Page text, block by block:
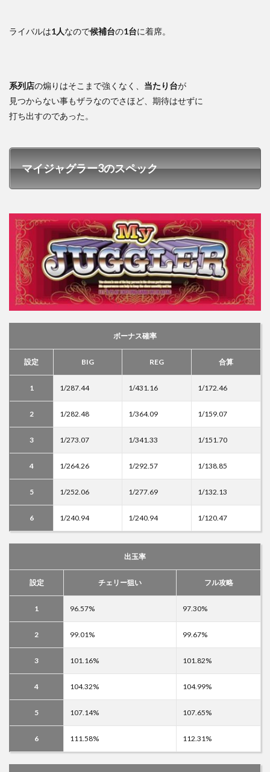
ライバルは1人なので候補台の1台に着席。
系列店の煽りはそこまで強くなく、 当たり台が
見つからない事もザラなのでさほど、期待はせずに
打ち出すのであった。
マイジャグラー3のスペック
ボーナス確率
設定 BIG REG 合算
1 1/287.44 1/431.16 1/172.46
2 1/282.48 1/364.09 1/159.07
3 1/273.07 1/341.33 1/151.70
4 1/264.26 1/292.57 1/138.85
5 1/252.06 1/277.69 1/132.13
6 1/240.94 1/240.94 1/120.47
出玉率
設定 チェリー狙い フル攻略
1 96.57% 97.30%
2 99.01% 99.67%
3 101.16% 101.82%
4 104.32% 104.99%
5 107.14% 107.65%
6 111.58% 112.31%